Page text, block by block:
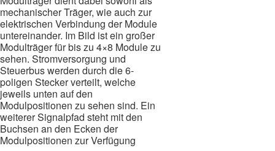
mechanischer Träger, wie auch zur
elektrischen Verbindung der Module
untereinander. Im Bild ist ein großer
Modulträger für bis zu 4×8 Module zu
sehen. Stromversorgung und
Steuerbus werden durch die 6-
poligen Stecker verteilt, welche
jeweils unten auf den
Modulpositionen zu sehen sind. Ein
weiterer Signalpfad steht mit den
Buchsen an den Ecken der
Modulpositionen zur Verfügung